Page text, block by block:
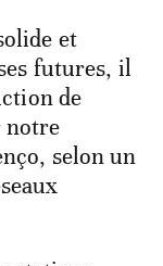
et
futures, il
de
notre
selon un